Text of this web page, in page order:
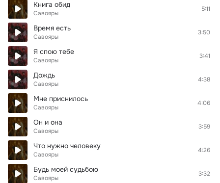
Книга обид
Савояры
5:11
Время есть
Савояры
3:50
Я спою тебе
Савояры
3:41
Дождь
Савояры
4:38
Мне приснилось
Савояры
4:06
Он и она
Савояры
3:59
Что нужно человеку
Савояры
4:26
Будь моей судьбою
Савояры
3:32